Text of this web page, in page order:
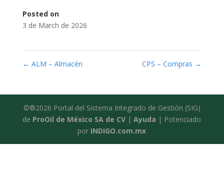
Posted on
3 de March de 2026
← ALM – Almacén CPS – Compras →
©®2026 Portal del Sistema Integrado de Gestión (SIG)
de ProOil de México SA de CV |Ayuda | Potenciado
por INDIGO.com.mx